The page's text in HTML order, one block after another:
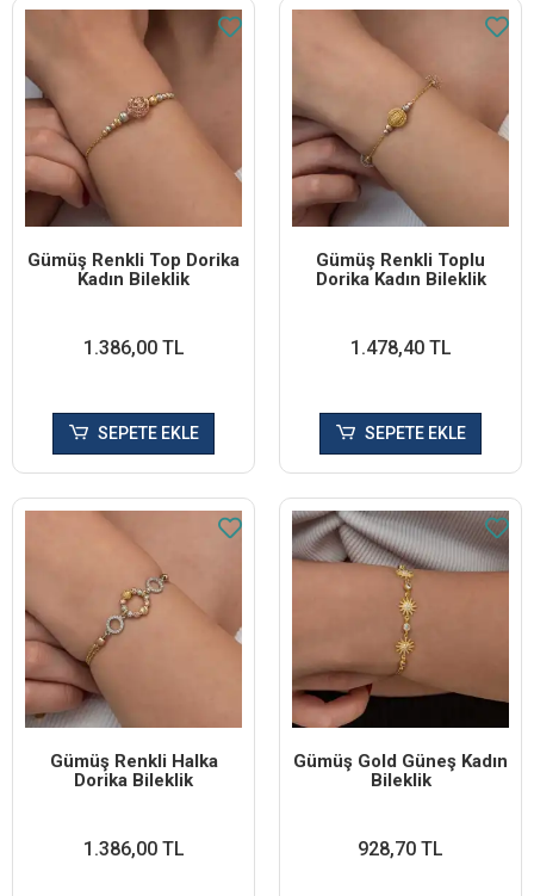
Gümüş Renkli Top Dorika
Kadın Bileklik
1.386,00 TL
SEPETE EKLE
Gümüş Renkli Toplu
Dorika Kadın Bileklik
1.478,40 TL
SEPETE EKLE
Gümüş Renkli Halka
Dorika Bileklik
1.386,00 TL
Gümüş Gold Güneş Kadın
Bileklik
928,70 TL